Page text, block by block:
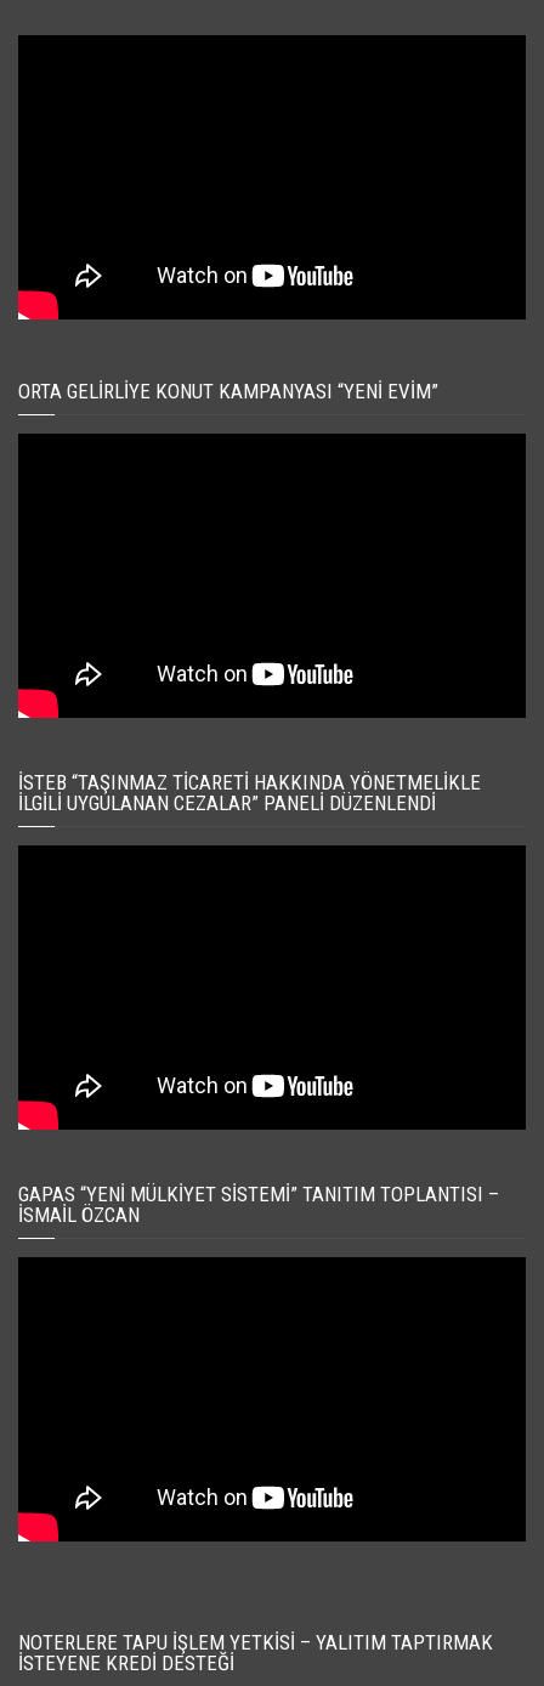
ORTA GELIRLIYE KONUT KAMPANYASI “YENI EVIM”
İSTEB “TAŞINMAZ TICARETI HAKKINDA YÖNETMELIKLE
İLGILI UYGULANAN CEZALAR” PANELI DÜZENLENDI
GAPAS “YENI MÜLKIYET SISTEMI” TANITIM TOPLANTISI –
İSMAIL ÖZCAN
NOTERLERE TAPU İŞLEM YETKISI – YALITIM TAPTIRMAK
İSTEYENE KREDI DESTEĞI